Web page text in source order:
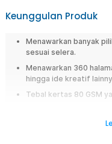
Keunggulan Produk
Menawarkan banyak
sesuai selera.
Menawarkan 360
hingga ide kreatif
Tebal kertas 80 GSM